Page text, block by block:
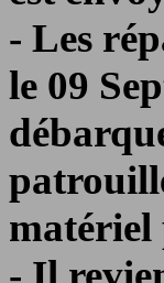
- Les
le 09